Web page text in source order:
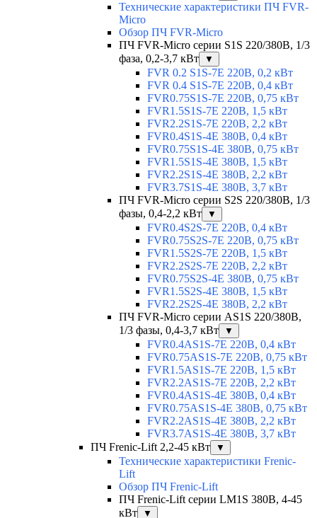
Технические характеристики ПЧ FVR-
Micro
Обзор ПЧ FVR-Micro
ПЧ FVR-Micro серии S1S 220/380В, 1/3
фаза, 0,2-3,7 кВт
▼
FVR 0.2 S1S-7E 220В, 0,2 кВт
FVR 0.4 S1S-7E 220В, 0,4 кВт
FVR0.75S1S-7E 220В, 0,75 кВт
FVR1.5S1S-7E 220В, 1,5 кВт
FVR2.2S1S-7E 220В, 2,2 кВт
FVR0.4S1S-4E 380В, 0,4 кВт
FVR0.75S1S-4E 380В, 0,75 кВт
FVR1.5S1S-4E 380В, 1,5 кВт
FVR2.2S1S-4E 380В, 2,2 кВт
FVR3.7S1S-4E 380В, 3,7 кВт
ПЧ FVR-Micro серии S2S 220/380В, 1/3
фазы, 0,4-2,2 кВт
▼
FVR0.4S2S-7E 220В, 0,4 кВт
FVR0.75S2S-7E 220В, 0,75 кВт
FVR1.5S2S-7E 220В, 1,5 кВт
FVR2.2S2S-7E 220В, 2,2 кВт
FVR0.75S2S-4E 380В, 0,75 кВт
FVR1.5S2S-4E 380В, 1,5 кВт
FVR2.2S2S-4E 380В, 2,2 кВт
ПЧ FVR-Micro серии AS1S 220/380В,
1/3 фазы, 0,4-3,7 кВт
▼
FVR0.4AS1S-7E 220В, 0,4 кВт
FVR0.75AS1S-7E 220В, 0,75 кВт
FVR1.5AS1S-7E 220В, 1,5 кВт
FVR2.2AS1S-7E 220В, 2,2 кВт
FVR0.4AS1S-4E 380В, 0,4 кВт
FVR0.75AS1S-4E 380В, 0,75 кВт
FVR2.2AS1S-4E 380В, 2,2 кВт
FVR3.7AS1S-4E 380В, 3,7 кВт
ПЧ Frenic-Lift 2,2-45 кВт
▼
Технические характеристики Frenic-
Lift
Обзор ПЧ Frenic-Lift
ПЧ Frenic-Lift серии LM1S 380В, 4-45
кВт
▼